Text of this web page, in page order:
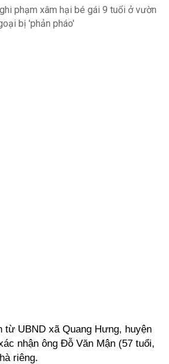
phạm xâm hại bé gái 9 tuổi ở vườn
bị 'phản pháo'
từ UBND xã Quang Hưng, huyện
nhận ông Đỗ Văn Mận (57 tuổi,
riêng.